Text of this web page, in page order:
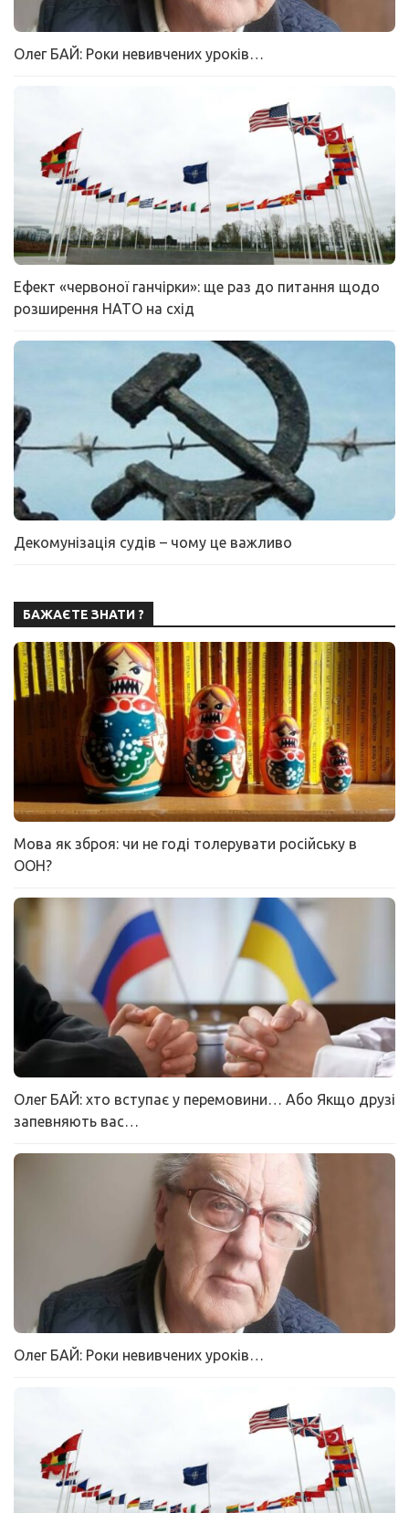
Олег БАЙ: Роки невивчених уроків…
Ефект «червоної ганчірки»: ще раз до питання щодо
розширення НАТО на схід
Декомунізація судів – чому це важливо
БАЖАЄТЕ ЗНАТИ ?
Мова як зброя: чи не годі толерувати російську в
ООН?
Олег БАЙ: хто вступає у перемовини… Або Якщо друзі
запевняють вас…
Олег БАЙ: Роки невивчених уроків…